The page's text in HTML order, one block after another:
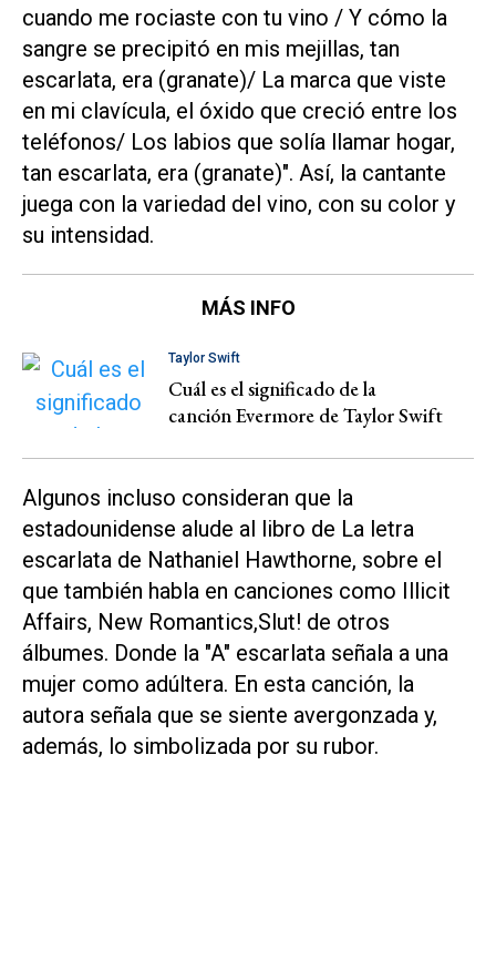
cuando me rociaste con tu vino / Y cómo la
sangre se precipitó en mis mejillas, tan
escarlata, era (granate)/ La marca que viste
en mi clavícula, el óxido que creció entre los
teléfonos/ Los labios que solía llamar hogar,
tan escarlata, era (granate)". Así, la cantante
juega con la variedad del vino, con su color y
su intensidad.
MÁS INFO
Taylor Swift
Cuál es el significado de la
canción Evermore de Taylor Swift
Algunos incluso consideran que la
estadounidense alude al libro de La letra
escarlata de Nathaniel Hawthorne, sobre el
que también habla en canciones como Illicit
Affairs, New Romantics,Slut! de otros
álbumes. Donde la "A" escarlata señala a una
mujer como adúltera. En esta canción, la
autora señala que se siente avergonzada y,
además, lo simbolizada por su rubor.